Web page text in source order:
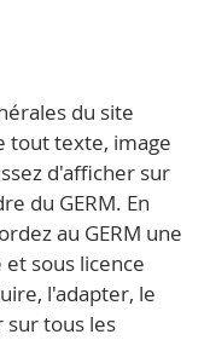
du site
tout texte, image
d'afficher sur
du GERM. En
au GERM une
sous licence
l'adapter, le
tous les